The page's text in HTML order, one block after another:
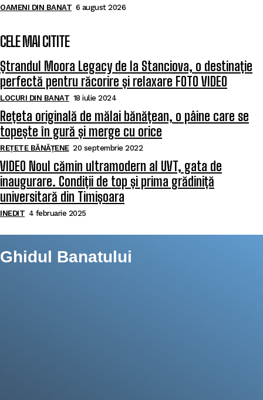
OAMENI DIN BANAT 6 august 2026
CELE MAI CITITE
Ștrandul Moora Legacy de la Stanciova, o destinație
perfectă pentru răcorire și relaxare FOTO VIDEO
LOCURI DIN BANAT 18 iulie 2024
Rețeta originală de mălai bănățean, o pâine care se
topește în gură și merge cu orice
REȚETE BĂNĂȚENE 20 septembrie 2022
VIDEO Noul cămin ultramodern al UVT, gata de
inaugurare. Condiții de top și prima grădiniță
universitară din Timișoara
INEDIT 4 februarie 2025
Ghidul Banatului